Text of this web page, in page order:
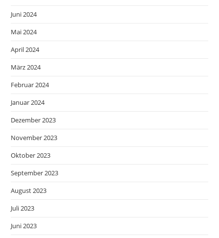
Juni 2024
Mai 2024
April 2024
März 2024
Februar 2024
Januar 2024
Dezember 2023
November 2023
Oktober 2023
September 2023
August 2023
Juli 2023
Juni 2023